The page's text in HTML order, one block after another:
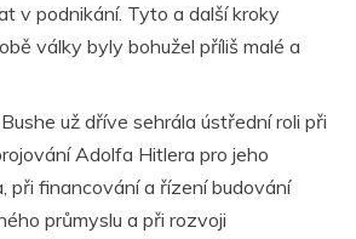
v podnikání. Tyto a další kroky
války byly bohužel příliš malé a
už dříve sehrála ústřední roli při
Adolfa Hitlera pro jeho
při financování a řízení budování
průmyslu a při rozvoji